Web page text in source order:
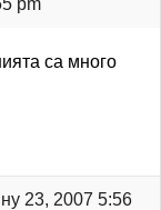
pm
са много
23, 2007 5:56